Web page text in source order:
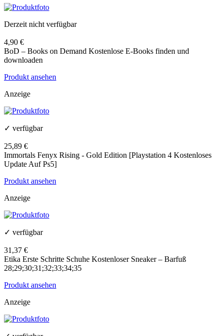
Derzeit nicht verfügbar
4,90 €
BoD – Books on Demand Kostenlose E-Books finden und
downloaden
Produkt ansehen
Anzeige
✓ verfügbar
25,89 €
Immortals Fenyx Rising - Gold Edition [Playstation 4 Kostenloses
Update Auf Ps5]
Produkt ansehen
Anzeige
✓ verfügbar
31,37 €
Etika Erste Schritte Schuhe Kostenloser Sneaker – Barfuß
28;29;30;31;32;33;34;35
Produkt ansehen
Anzeige